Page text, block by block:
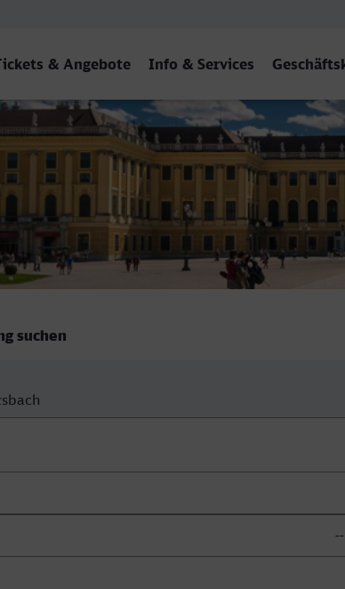
& Angebote Info & Services
- Wien Hbf
suchen
Hinfahrt
Hinfahrt